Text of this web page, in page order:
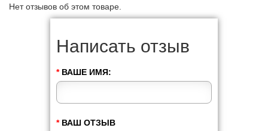
Нет отзывов об этом товаре.
Написать отзыв
ВАШЕ ИМЯ:
ВАШ ОТЗЫВ